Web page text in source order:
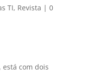
TI, Revista | 0
está com dois